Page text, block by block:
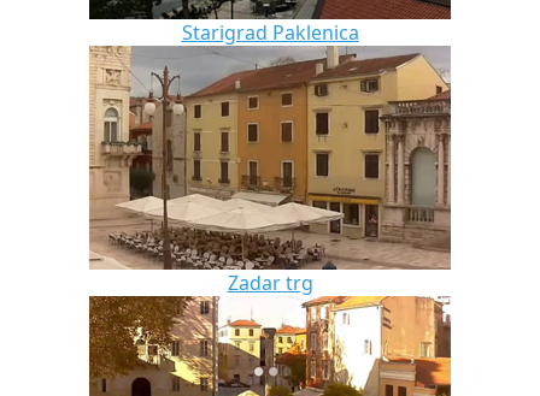
Starigrad Paklenica
Zadar trg